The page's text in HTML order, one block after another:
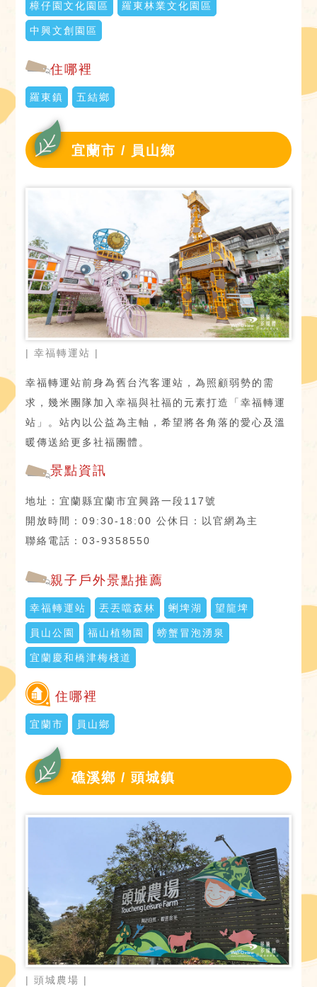
樟仔園文化園區 羅東林業文化園區
中興文創園區
住哪裡
羅東鎮 五結鄉
宜蘭市 / 員山鄉
| 幸福轉運站 |
幸福轉運站前身為舊台汽客運站，為照顧弱勢的需
求，幾米團隊加入幸福與社福的元素打造「幸福轉運
站」。站內以公益為主軸，希望將各角落的愛心及溫
暖傳送給更多社福團體。
景點資訊
地址：宜蘭縣宜蘭市宜興路一段117號
開放時間：09:30-18:00 公休日：以官網為主
聯絡電話：03-9358550
親子戶外景點推薦
幸福轉運站 丟丟噹森林 蜊埤湖 望龍埤
員山公園 福山植物園 螃蟹冒泡湧泉
宜蘭慶和橋津梅棧道
住哪裡
宜蘭市 員山鄉
礁溪鄉 / 頭城鎮
| 頭城農場 |